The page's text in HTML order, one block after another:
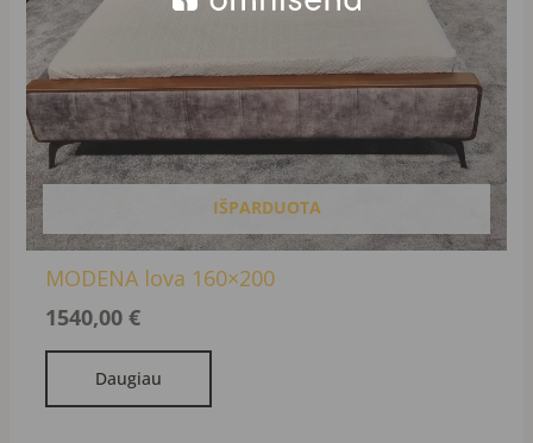
IŠPARDUOTA
MODENA lova 160×200
1540,00€
Daugiau